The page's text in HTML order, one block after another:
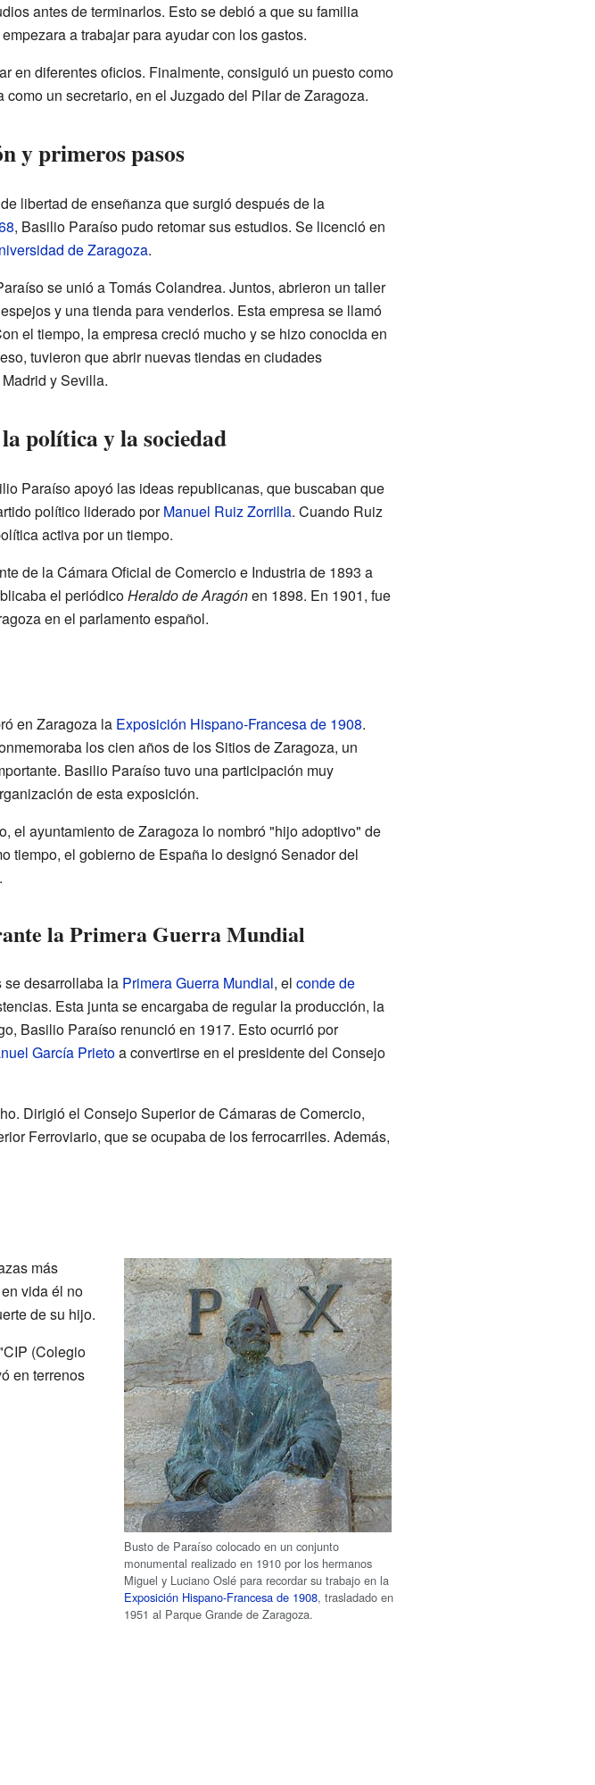
antes de terminarlos. Esto se debió a que su familia
a trabajar para ayudar con los gastos.
en diferentes oficios. Finalmente, consiguió un puesto como
como un secretario, en el Juzgado del Pilar de Zaragoza.
y primeros pasos
libertad de enseñanza que surgió después de la
, Basilio Paraíso pudo retomar sus estudios. Se licenció en
de Zaragoza.
se unió a Tomás Colandrea. Juntos, abrieron un taller
y una tienda para venderlos. Esta empresa se llamó
el tiempo, la empresa creció mucho y se hizo conocida en
tuvieron que abrir nuevas tiendas en ciudades
y Sevilla.
política y la sociedad
Paraíso apoyó las ideas republicanas, que buscaban que
político liderado porManuel Ruiz Zorrilla. Cuando Ruiz
activa por un tiempo.
de la Cámara Oficial de Comercio e Industria de 1893 a
el periódicoHeraldo de Aragónen 1898. En 1901, fue
en el parlamento español.
en Zaragoza la Exposición Hispano-Francesa de 1908.
los cien años de los Sitios de Zaragoza, un
Basilio Paraíso tuvo una participación muy
de esta exposición.
el ayuntamiento de Zaragoza lo nombró "hijo adoptivo" de
tiempo, el gobierno de España lo designó Senador del
la Primera Guerra Mundial
se desarrollaba la Primera Guerra Mundial, el conde de
Esta junta se encargaba de regular la producción, la
Basilio Paraíso renunció en 1917. Esto ocurrió por
García Prietoa convertirse en el presidente del Consejo
Dirigió el Consejo Superior de Cámaras de Comercio,
Ferroviario, que se ocupaba de los ferrocarriles. Además,
Busto de Paraíso colocado en un conjunto
monumental realizado en 1910 por los hermanos
Miguel y Luciano Oslé para recordar su trabajo en la
Exposición Hispano-Francesa de 1908, trasladado en
1951 al Parque Grande de Zaragoza.
más
vida él no
de su hijo.
(Colegio
en terrenos